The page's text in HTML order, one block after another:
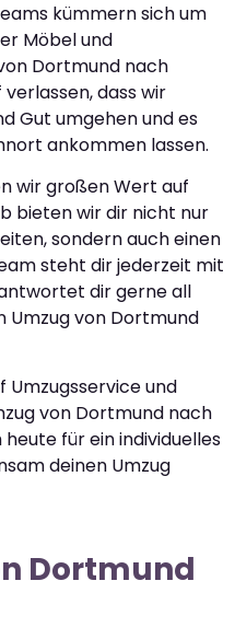
kümmern sich um
Möbel und
Dortmund nach
dass wir
Gut umgehen und es
ankommen lassen.
wir großen Wert auf
bieten wir dir nicht nur
sondern auch einen
steht dir jederzeit mit
dir gerne all
Umzug von Dortmund
Umzugsservice und
von Dortmund nach
heute für ein individuelles
deinen Umzug
Dortmund